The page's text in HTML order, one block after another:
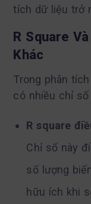
tích dữ liệu trở
R Square
Khác
Trong phân
có nhiều chỉ số
R square
Chỉ số này
số lượng
hữu ích khi